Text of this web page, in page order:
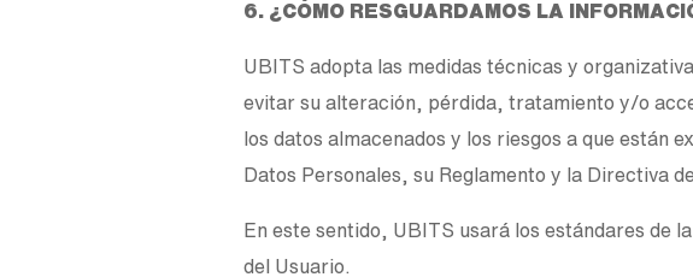
6. ¿CÓMO RESGUARDAMOS LA
UBITS adopta las medidas técnicas y
evitar su alteración, pérdida, tratamiento y/o
los datos almacenados y los riesgos a que están
Datos Personales, su Reglamento y la Directiva
En este sentido, UBITS usará los estándares de
del Usuario.